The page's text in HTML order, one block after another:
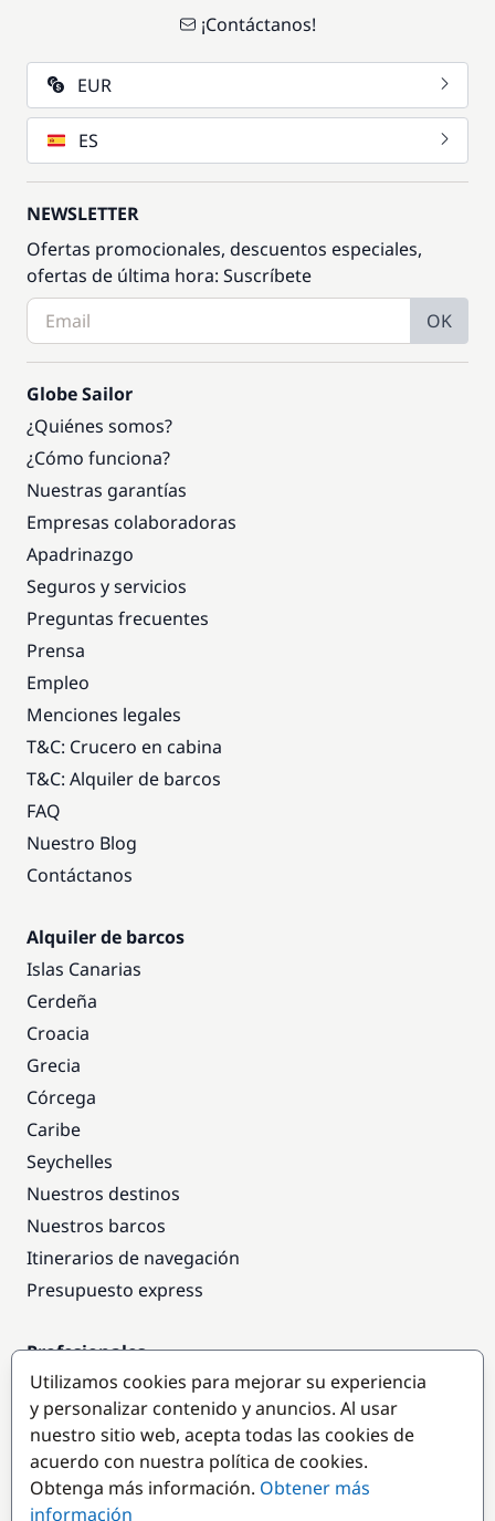
¡Contáctanos!
EUR
ES
NEWSLETTER
Ofertas promocionales, descuentos especiales,
ofertas de última hora: Suscríbete
OK
Globe Sailor
¿Quiénes somos?
¿Cómo funciona?
Nuestras garantías
Empresas colaboradoras
Apadrinazgo
Seguros y servicios
Preguntas frecuentes
Prensa
Empleo
Menciones legales
T&C: Crucero en cabina
T&C: Alquiler de barcos
FAQ
Nuestro Blog
Contáctanos
Alquiler de barcos
Islas Canarias
Cerdeña
Croacia
Grecia
Córcega
Caribe
Seychelles
Nuestros destinos
Nuestros barcos
Itinerarios de navegación
Presupuesto express
Profesionales
Acceso empresas
Colaborar como empresa
Destinos populares
Utilizamos cookies para mejorar su experiencia
y personalizar contenido y anuncios. Al usar
nuestro sitio web, acepta todas las cookies de
acuerdo con nuestra política de cookies.
Obtenga más información. Obtener más
información